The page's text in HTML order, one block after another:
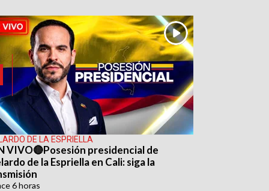
DE LA ESPRIELLA
VIVO🔴Posesión presidencial de
de la Espriella en Cali: siga la
6 horas